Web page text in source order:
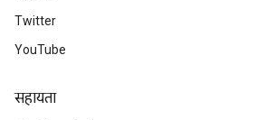
Twitter
YouTube
सहायता